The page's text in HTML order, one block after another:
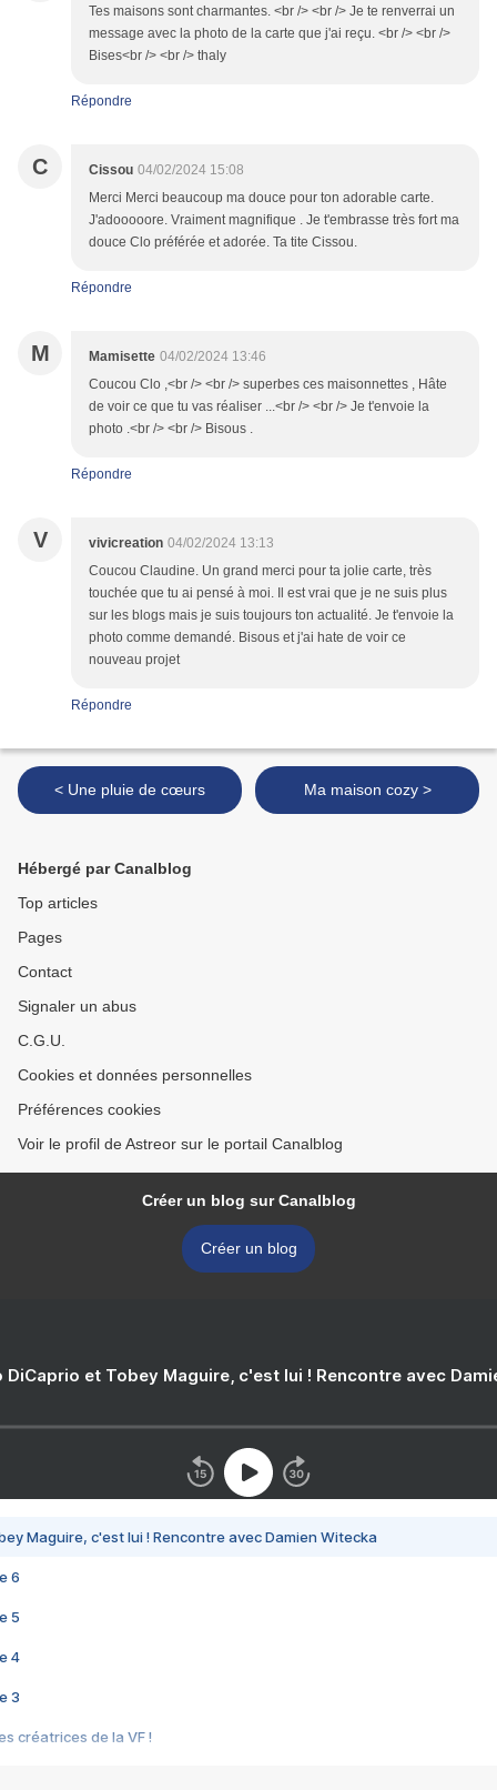
Tes maisons sont charmantes. <br /> <br /> Je te renverrai un
message avec la photo de la carte que j'ai reçu. <br /> <br />
Bises<br /> <br /> thaly
Répondre
C Cissou 04/02/2024 15:08
Merci Merci beaucoup ma douce pour ton adorable carte.
J'adooooore. Vraiment magnifique . Je t'embrasse très fort ma
douce Clo préférée et adorée. Ta tite Cissou.
Répondre
M Mamisette 04/02/2024 13:46
Coucou Clo ,<br /> <br /> superbes ces maisonnettes , Hâte
de voir ce que tu vas réaliser ...<br /> <br /> Je t'envoie la
photo .<br /> <br /> Bisous .
Répondre
V vivicreation 04/02/2024 13:13
Coucou Claudine. Un grand merci pour ta jolie carte, très
touchée que tu ai pensé à moi. Il est vrai que je ne suis plus
sur les blogs mais je suis toujours ton actualité. Je t'envoie la
photo comme demandé. Bisous et j'ai hate de voir ce
nouveau projet
Répondre
< Une pluie de cœurs Ma maison cozy >
Hébergé par Canalblog
Top articles
Pages
Contact
Signaler un abus
C.G.U.
Cookies et données personnelles
Préférences cookies
Voir le profil de Astreor sur le portail Canalblog
Créer un blog sur Canalblog
Créer un blog
DiCaprio et Tobey Maguire, c'est lui ! Rencontre avec
Maguire, c'est lui ! Rencontre avec Damien Witecka
6
5
4
3
créatrices de la VF !